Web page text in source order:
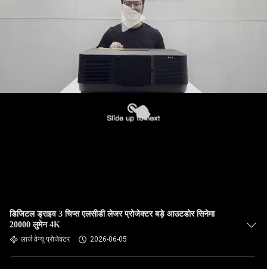
डिजिटल ड्राइव 3 चिप्स एलसीडी लेजर प्रोजेक्टर बड़े आउटडोर सिनेमा
20000 लुमेन 4K
लार्ज वेन्यू प्रोजेक्टर 2026-06-05